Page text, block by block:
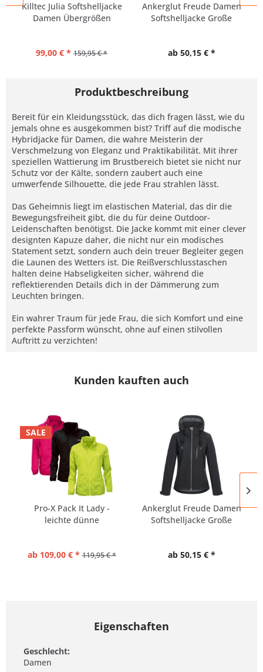
Killtec Julia Softshelljacke
Damen Übergrößen
99,00 € * 159,95 € *
Ankerglut Freude Damen
Softshelljacke Große
ab 50,15 € *
Produktbeschreibung
Bereit für ein Kleidungsstück, das dich fragen lässt, wie du
jemals ohne es ausgekommen bist? Triff auf die modische
Hybridjacke für Damen, die wahre Meisterin der
Verschmelzung von Eleganz und Praktikabilität. Mit ihrer
speziellen Wattierung im Brustbereich bietet sie nicht nur
Schutz vor der Kälte, sondern zaubert auch eine
umwerfende Silhouette, die jede Frau strahlen lässt.
Das Geheimnis liegt im elastischen Material, das dir die
Bewegungsfreiheit gibt, die du für deine Outdoor-
Leidenschaften benötigst. Die Jacke kommt mit einer clever
designten Kapuze daher, die nicht nur ein modisches
Statement setzt, sondern auch dein treuer Begleiter gegen
die Launen des Wetters ist. Die Reißverschlusstaschen
halten deine Habseligkeiten sicher, während die
reflektierenden Details dich in der Dämmerung zum
Leuchten bringen.
Ein wahrer Traum für jede Frau, die sich Komfort und eine
perfekte Passform wünscht, ohne auf einen stilvollen
Auftritt zu verzichten!
Kunden kauften auch
SALE
Pro-X Pack It Lady -
leichte dünne
ab 109,00 € * 119,95 € *
Ankerglut Freude Damen
Softshelljacke Große
ab 50,15 € *
Eigenschaften
Geschlecht:
Damen